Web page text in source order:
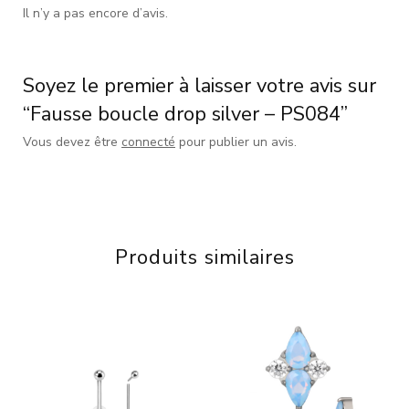
Il n’y a pas encore d’avis.
Soyez le premier à laisser votre avis sur
“Fausse boucle drop silver – PS084”
Vous devez être connecté pour publier un avis.
Produits similaires